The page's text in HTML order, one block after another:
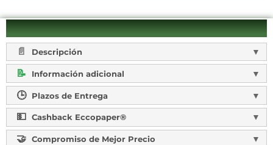
Descripción
Información adicional
Plazos de Entrega
Cashback Eccopaper®
Compromiso de Mejor Precio